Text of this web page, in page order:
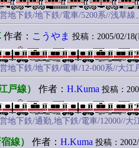
地下鉄/地下鉄/電車/5200系//浅草
作者： こうやま 投稿：2005/02/
地下鉄/地下鉄/電車/12-000系//大
戸線） 作者： H.Kuma 投稿：
地下鉄/通勤,地下鉄/電車/12000//大
線） 作者： H.Kuma 投稿：